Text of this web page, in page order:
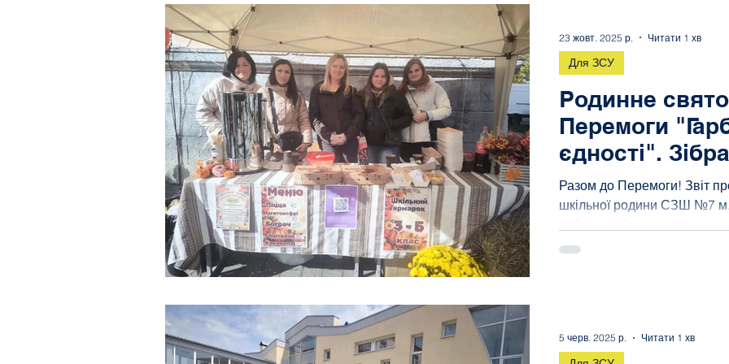
щоб разом
Родинне
Перемоги
єдності".
тис.грн. для
Разом до Перемоги! Звіт
шкільної родини СЗШ №7
шкільна спільнота провела
під час якого зібрала 402
батьками та рідними, які
підтримуємо їх! Завдяки
Для ЗСУ
23 жовт. 2025 р. Читати 1 хв
5 черв. 2025 р. Читати 1 хв